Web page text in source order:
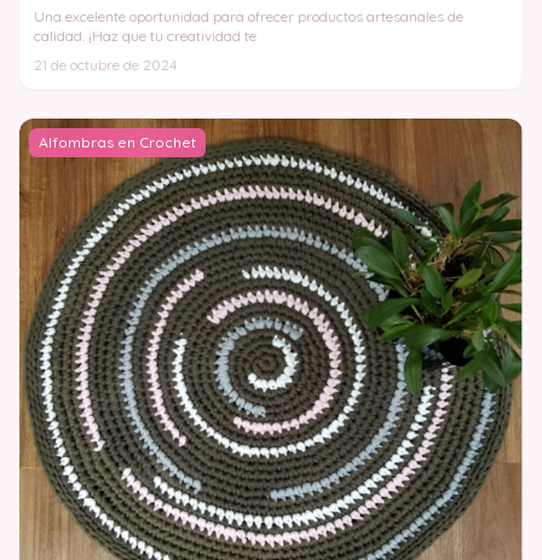
Una excelente oportunidad para ofrecer productos artesanales de
calidad. ¡Haz que tu creatividad te
21 de octubre de 2024
Alfombras en Crochet